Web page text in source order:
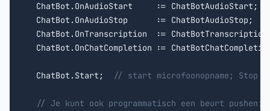
  ChatBot.OnAudioStart     := ChatBotAudioStart;
  ChatBot.OnAudioStop      := ChatBotAudioStop;
ChatBot.OnTranscription  :=
ChatBot.OnChatCompletion :=
  ChatBot.Start;
// start microfoonopname; Stop
// Je kunt ook programmatisch een beurt pushen: